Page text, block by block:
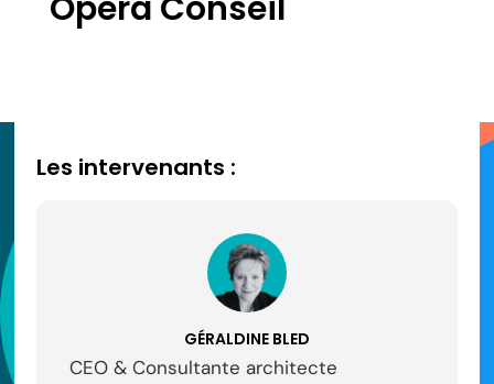
Les intervenants :
GÉRALDINE BLED
CEO & Consultante architecte